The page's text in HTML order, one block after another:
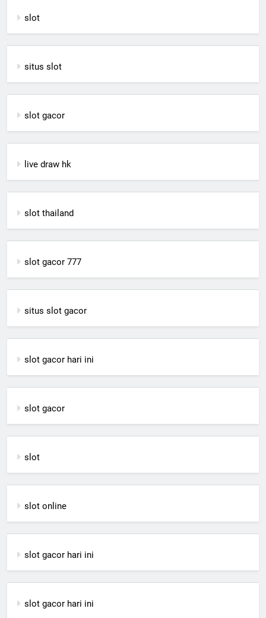
slot
situs slot
slot gacor
live draw hk
slot thailand
slot gacor 777
situs slot gacor
slot gacor hari ini
slot gacor
slot
slot online
slot gacor hari ini
slot gacor hari ini